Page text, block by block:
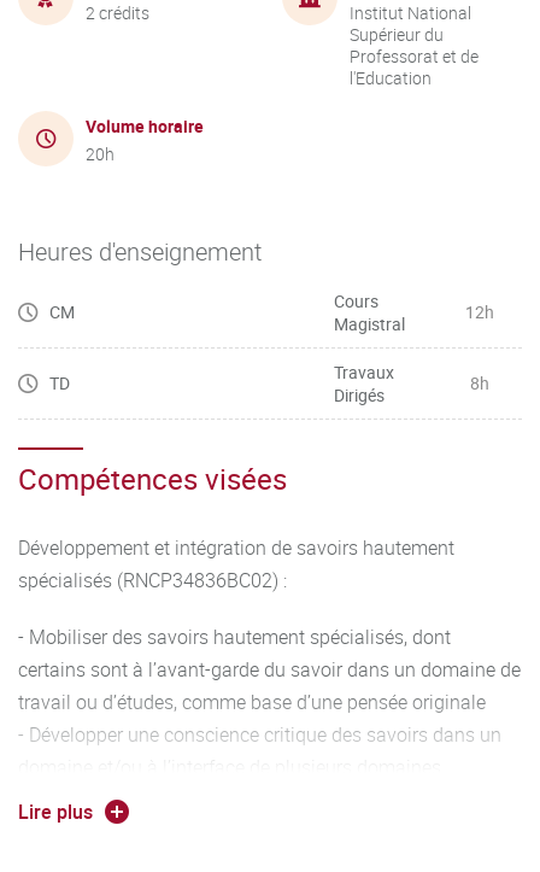
2 crédits
Institut National
Supérieur du
Professorat et de
l'Education
Volume horaire
20h
Heures d'enseignement
CM
Cours
Magistral
12h
TD
Travaux
Dirigés
8h
Compétences visées
Développement et intégration de savoirs hautement
spécialisés (RNCP34836BC02) :
- Mobiliser des savoirs hautement spécialisés, dont
certains sont à l’avant-garde du savoir dans un domaine de
travail ou d’études, comme base d’une pensée originale
- Développer une conscience critique des savoirs dans un
- Résoudre des problèmes pour développer de nouveaux
savoirs et de nouvelles procédures et intégrer les savoirs de
Lire plus